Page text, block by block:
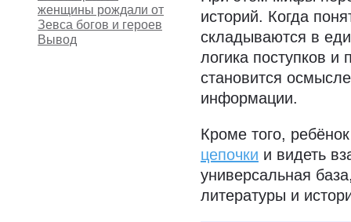
женщины рождали от
Зевса богов и героев
Вывод
историй. Когда
складываются в
логика поступков и
становится
информации.
Кроме того,
цепочки и видеть
универсальная
литературы и